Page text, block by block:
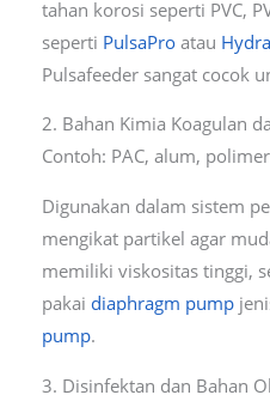
tahan korosi seperti PVC,
seperti PulsaProatau
Pulsafeeder sangat cocok
2. Bahan Kimia Koagulan
Contoh: PAC, alum,
Digunakan dalam sistem
mengikat partikel agar
memiliki viskositas tinggi,
pakai diaphragm pump
pump.
3. Disinfektan dan Bahan